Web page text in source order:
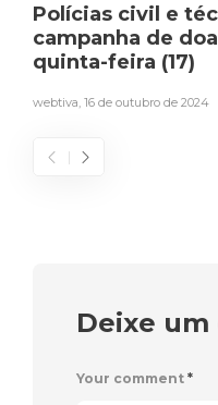
Polícias civil e
campanha de
quinta-feira (17)
webtiva, 16 de outubro de 2024
Deixe
Your comment *